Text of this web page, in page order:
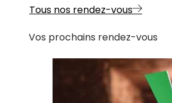
Tous nos rendez-vous
Vos prochains rendez-vous